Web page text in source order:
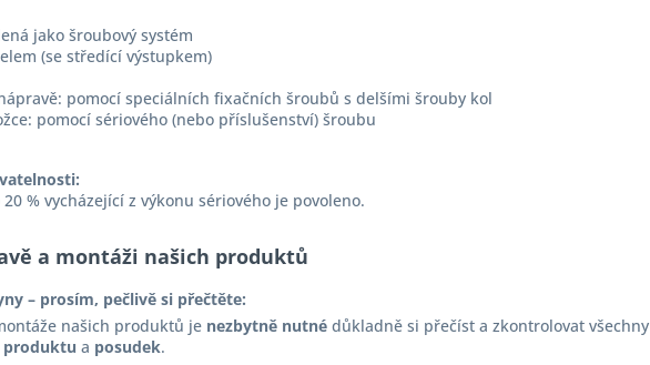
jako šroubový systém
(se středící výstupkem)
pomocí speciálních fixačních šroubů s delšími šrouby kol
pomocí sériového (nebo příslušenství) šroubu
% vycházející z výkonu sériového je povoleno.
a montáži našich produktů
– prosím, pečlivě si přečtěte:
našich produktů je nezbytně nutné důkladně si přečíst a zkontrolovat všechny
a posudek.